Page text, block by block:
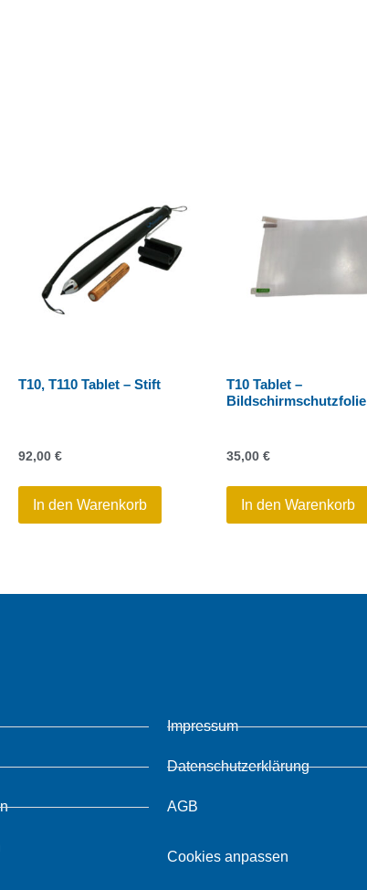
T10, T110 Tablet – Stift
92,00 €
In den Warenkorb
T10 Tablet –
Bildschirmschutzfolie
35,00 €
In den Warenkorb
Impressum
Datenschutzerklärung
AGB
Cookies anpassen